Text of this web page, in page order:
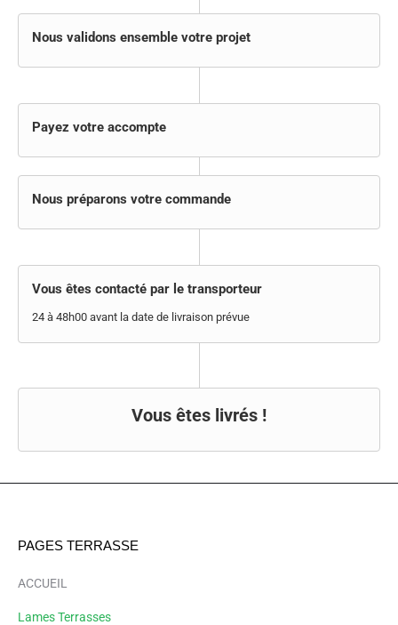
Nous validons ensemble votre projet
Payez votre accompte
Nous préparons votre commande
Vous êtes contacté par le transporteur
24 à 48h00 avant la date de livraison prévue
Vous êtes livrés !
PAGES TERRASSE
ACCUEIL
Lames Terrasses